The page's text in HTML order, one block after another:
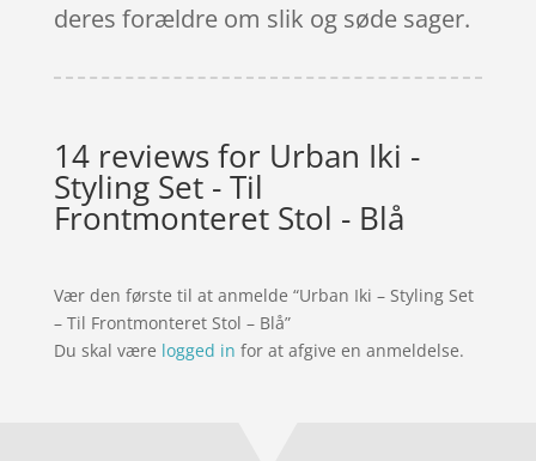
deres forældre om slik og søde sager.
14 reviews for Urban Iki -
Styling Set - Til
Frontmonteret Stol - Blå
Vær den første til at anmelde “Urban Iki – Styling Set
– Til Frontmonteret Stol – Blå”
Du skal være logged in for at afgive en anmeldelse.